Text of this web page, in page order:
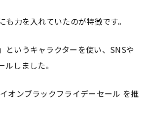
も力を入れていたのが特徴です。
というキャラクターを使い、SNSや
しました。
オンブラックフライデーセール を推